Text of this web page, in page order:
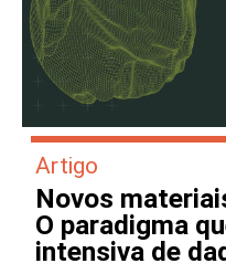
Artigo
Novos
O paradigma
intensiva de